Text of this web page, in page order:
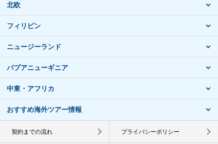
北欧
フィリピン
ニュージーランド
パプアニューギニア
中東・アフリカ
おすすめ海外ツアー情報
契約までの流れ プライバシーポリシー